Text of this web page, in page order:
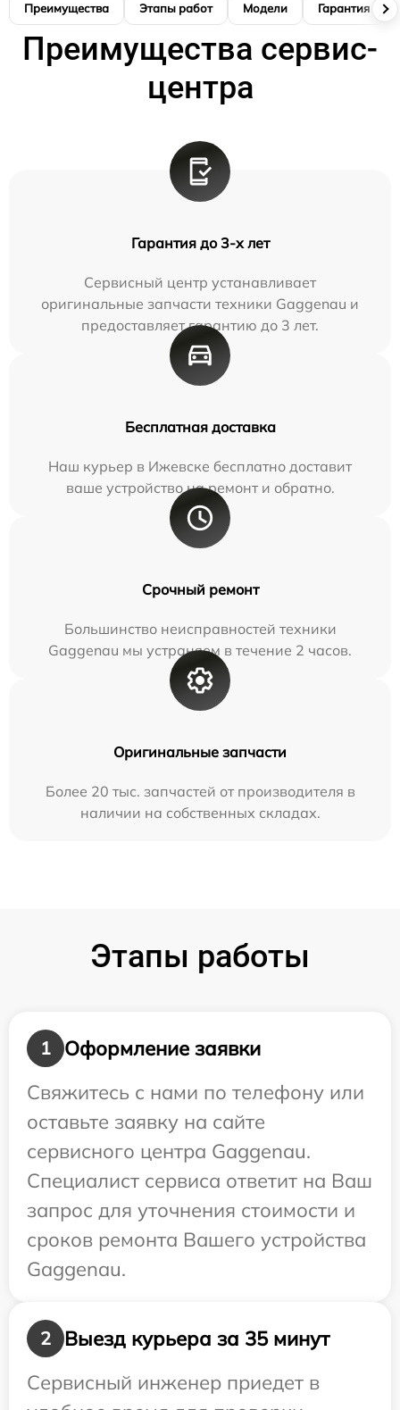
Преимущества Этапы работ Модели Гарантия
Преимущества сервис-
центра
Гарантия до 3-х лет
Сервисный центр устанавливает
оригинальные запчасти техники Gaggenau и
предоставляет гарантию до 3 лет.
Бесплатная доставка
Наш курьер в Ижевске бесплатно доставит
ваше устройство на ремонт и обратно.
Срочный ремонт
Большинство неисправностей техники
Gaggenau мы устраняем в течение 2 часов.
Оригинальные запчасти
Более 20 тыс. запчастей от производителя в
наличии на собственных складах.
Этапы работы
1
Оформление заявки
Свяжитесь с нами по телефону или
оставьте заявку на сайте
сервисного центра Gaggenau.
Специалист сервиса ответит на Ваш
запрос для уточнения стоимости и
сроков ремонта Вашего устройства
Gaggenau.
2
Выезд курьера за 35 минут
Сервисный инженер приедет в